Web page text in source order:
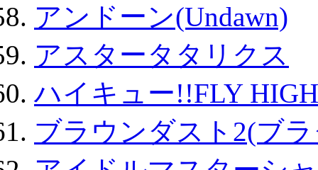
アンドーン(Undawn)
アスタータタリクス
ハイキュー!!FLY HIGH
ブラウンダスト2(ブ